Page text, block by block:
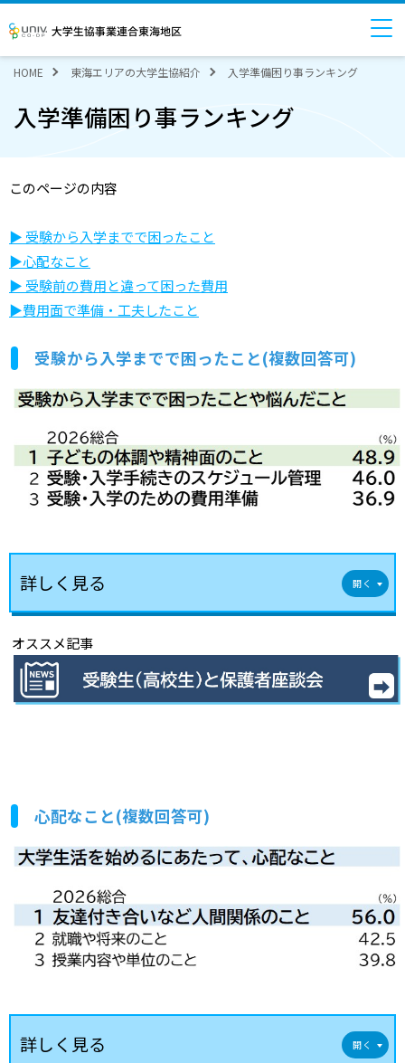
HOME 東海エリアの大学生協紹介 入学準備困り事ランキング
入学準備困り事ランキング
このページの内容
▶ 受験から入学までで困ったこと
▶心配なこと
▶ 受験前の費用と違って困った費用
▶費用面で準備・工夫したこと
受験から入学までで困ったこと(複数回答可)
詳しく見る
オススメ記事
心配なこと(複数回答可)
詳しく見る